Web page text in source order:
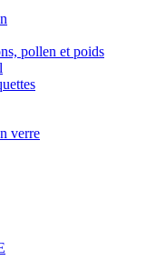
pollen et poids
verre